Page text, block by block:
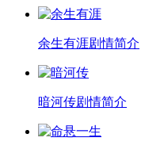
余生有涯剧情简介
暗河传剧情简介